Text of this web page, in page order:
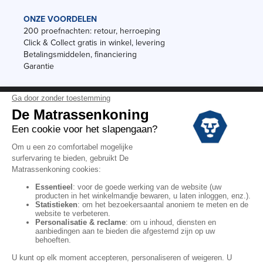
ONZE VOORDELEN
200 proefnachten: retour, herroeping
Click & Collect gratis in winkel, levering
Betalingsmiddelen, financiering
Garantie
Vermeldingen
Black Friday
Voorraadverkoop
Algemene verkoopvoorwaarden voor winkels
Algemene verkoopvoorwaarden op internet
Wettelijke Bepalingen
Persoonlijke gegevens
Kortingscodes De Matrassenkoning